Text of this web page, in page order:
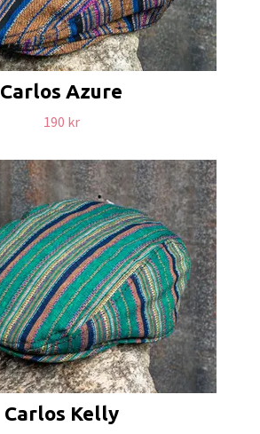
Carlos Azure
190 kr
Carlos Kelly